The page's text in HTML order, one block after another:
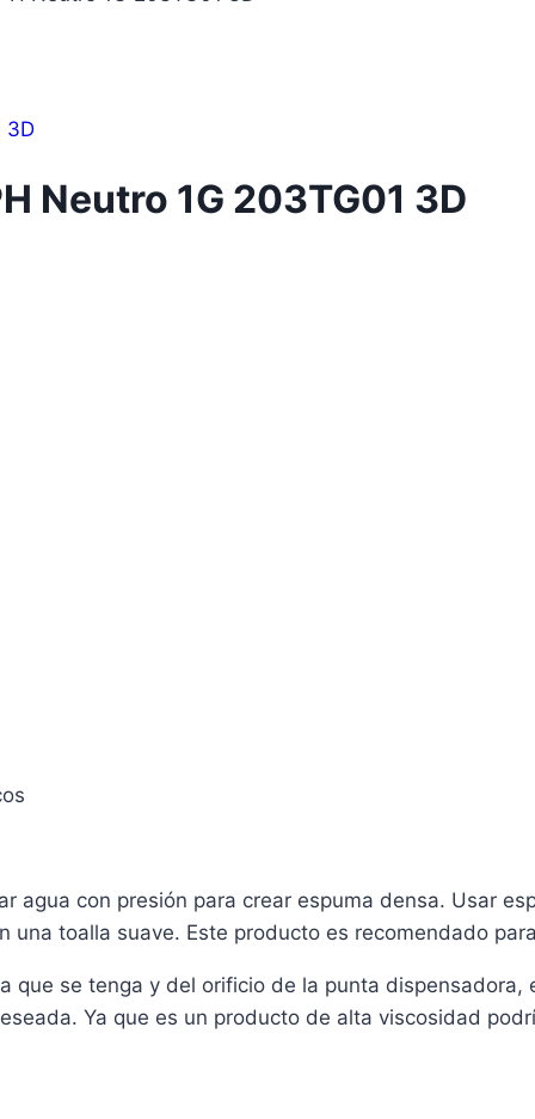
Neutro 1G 203TG01 3D
agua con presión para crear espuma densa. Usar
una toalla suave. Este producto es recomendado
que se tenga y del orificio de la punta
Ya que es un producto de alta viscosidad